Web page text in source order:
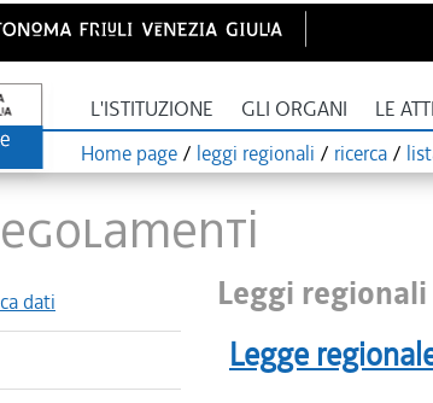
L'ISTITUZIONE GLI ORGANI LE
Home page / leggi regionali / ricerca /
dati Leggi regionali
Legge